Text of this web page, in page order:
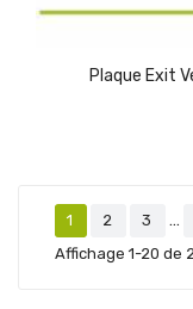
Plaque Exit
1 2 3 …
Affichage 1-20 de